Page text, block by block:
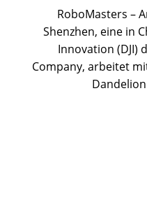
RoboMasters –
Shenzhen, eine in
Innovation (DJI)
Company, arbeitet